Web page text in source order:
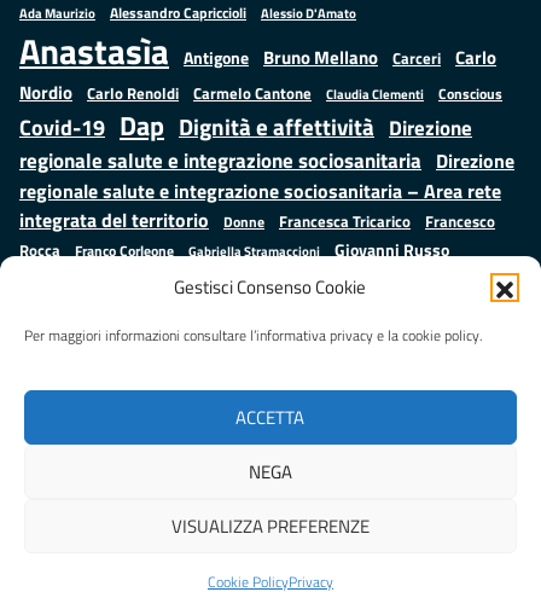
Gestisci Consenso Cookie
Per maggiori informazioni consultare l’informativa privacy e la cookie policy.
ACCETTA
NEGA
VISUALIZZA PREFERENZE
Cookie PolicyPrivacy
Ada Maurizio Alessandro Capriccioli Alessio D'Amato
Anastasìa Antigone Bruno Mellano Carceri
Carlo
Nordio Carlo Renoldi Carmelo Cantone Claudia Clementi Conscious
Covid-19 Dap Dignità e affettività Direzione
regionale salute e integrazione sociosanitaria Direzione
regionale salute e integrazione sociosanitaria – Area rete
integrata del territorio
Donne Francesca Tricarico
Francesco
Rocca
Franco Corleone Gabriella Stramaccioni Giovanni Russo
Giuseppe Emanuele Cangemi Istruzione e cultura
Mauro
Palma ministero della Giustizia Minori Misure
Regione Lazio
Salute Samuele Ciambriello
Sarah Grieco Situazione in numeri
Valentina Calderone